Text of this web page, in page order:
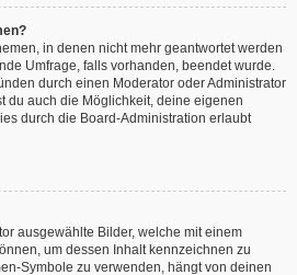
in denen nicht mehr geantwortet werden
Umfrage, falls vorhanden, beendet wurde.
durch einen Moderator oder Administrator
du auch die Möglichkeit, deine eigenen
durch die Board-Administration erlaubt
ausgewählte Bilder, welche mit einem
um dessen Inhalt kennzeichnen zu
Symbole zu verwenden, hängt von deinen